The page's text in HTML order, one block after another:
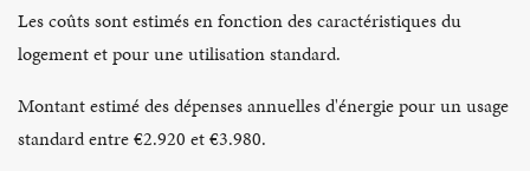
Les coûts sont estimés en fonction des caractéristiques du
logement et pour une utilisation standard.
Montant estimé des dépenses annuelles d'énergie pour un usage
standard entre €2.920 et €3.980.